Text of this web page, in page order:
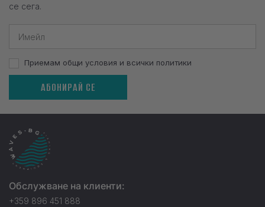
се сега.
Приемам общи условия и всички политики
АБОНИРАЙ СЕ
Обслужване на клиенти:
+359 896 451 888